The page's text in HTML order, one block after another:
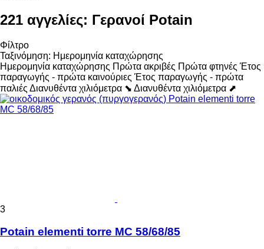
221 αγγελίες: Γερανοί Potain
Φίλτρο
Ταξινόμηση: Ημερομηνία καταχώρησης
Ημερομηνία καταχώρησης Πρώτα ακριβές Πρώτα φτηνές Έτος
παραγωγής - πρώτα καινούριες Έτος παραγωγής - πρώτα
παλιές Διανυθέντα χιλιόμετρα ⬊ Διανυθέντα χιλιόμετρα ⬈
3
Potain elementi torre MC 58/68/85